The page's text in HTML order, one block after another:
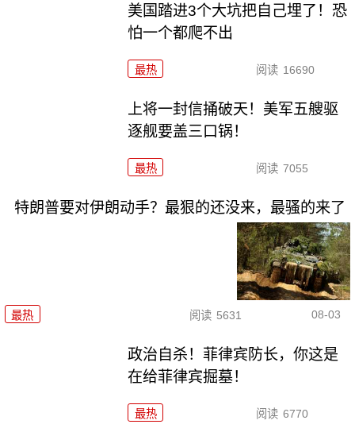
美国踏进3个大坑把自己埋了！恐
怕一个都爬不出
最热 阅读 16690
上将一封信捅破天！美军五艘驱
逐舰要盖三口锅！
最热 阅读 7055
特朗普要对伊朗动手？最狠的还没来，最骚的来了
最热 阅读 5631 08-03
政治自杀！菲律宾防长，你这是
在给菲律宾掘墓！
最热 阅读 6770